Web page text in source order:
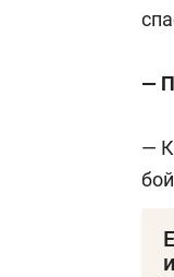
—
—